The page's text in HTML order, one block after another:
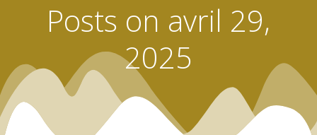
Posts on avril 29,
2025